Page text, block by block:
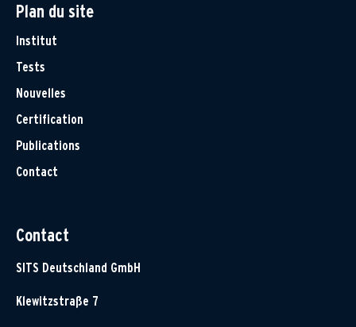
Plan du site
Institut
Tests
Nouvelles
Certification
Publications
Contact
Contact
SITS Deutschland GmbH
Klewitzstraße 7